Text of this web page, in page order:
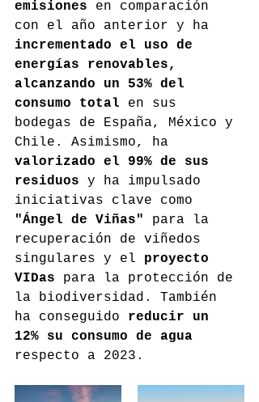
emisiones en comparación
con el año anterior y ha
incrementado el uso de
energías renovables,
alcanzando un 53% del
consumo total en sus
bodegas de España, México y
Chile. Asimismo, ha
valorizado el 99% de sus
residuos y ha impulsado
iniciativas clave como
"Ángel de Viñas"
para la
recuperación de viñedos
singulares y el proyecto
VIDas para la protección de
la biodiversidad. También
ha conseguido reducir un
12% su consumo de agua
respecto a 2023.